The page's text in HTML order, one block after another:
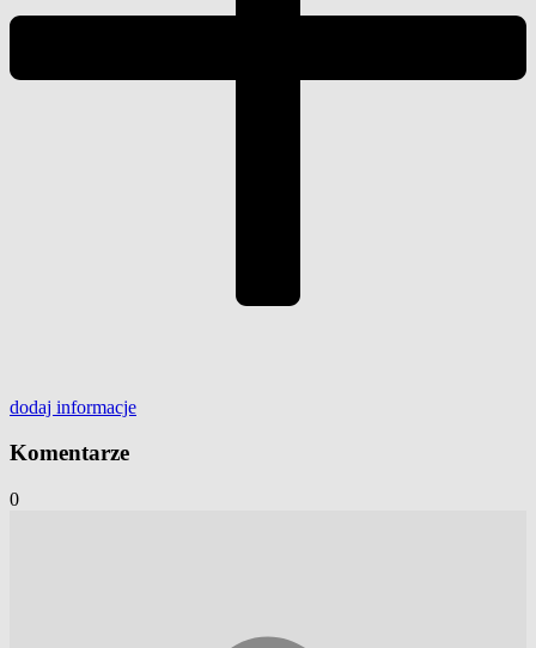
dodaj informacje
Komentarze
0